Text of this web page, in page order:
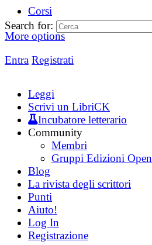
Corsi
More options
Entra Registrati
Search for:
Leggi
Scrivi un LibriCK
Incubatore letterario
Community
Membri
Gruppi Edizioni Open
Blog
La rivista degli scrittori
Punti
Aiuto!
Log In
Registrazione